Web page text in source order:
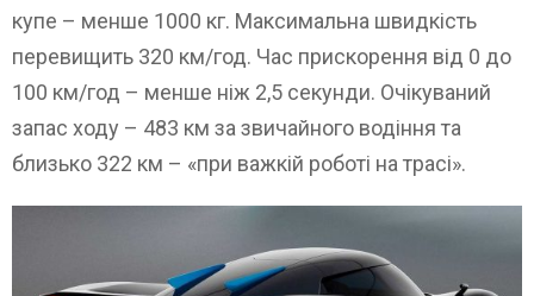
купе – менше 1000 кг. Максимальна швидкість
перевищить 320 км/год. Час прискорення від 0 до
100 км/год – менше ніж 2,5 секунди. Очікуваний
запас ходу – 483 км за звичайного водіння та
близько 322 км – «при важкій роботі на трасі».